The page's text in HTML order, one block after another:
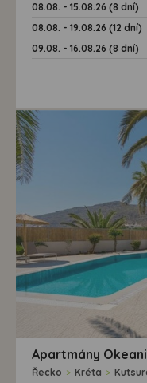
08.08. - 15.08.26 (8 dní)
08.08. - 19.08.26 (12 dní)
09.08. - 16.08.26 (8 dní)
Apartmány
Řecko > Kréta >